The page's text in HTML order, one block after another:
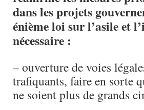
dans les projets
énième loi sur l’asile et
nécessaire :
– ouverture de voies
trafiquants, faire en sorte
ne soient plus de grands